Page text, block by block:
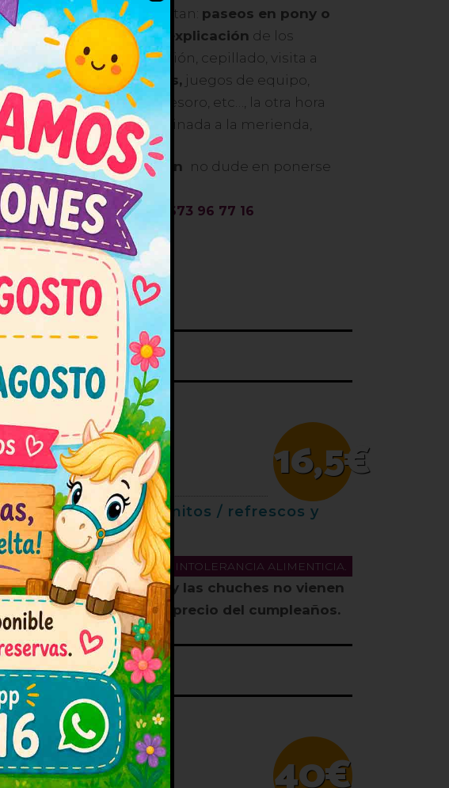
las actividades constan: paseos en pony o
edad de cada niño,explicación de los
los caballos, alimentación, cepillado, visita a
pinta caras, juegos de equipo,
bailes, búsqueda del tesoro, etc…, la otra hora
cumpleaños, está destinada a la merienda,
más información no dude en ponerse
con nosotros.
673 96 77 16
16,5€
Bolsa) y gusanitos / refrescos y
PARA NIÑOS CON ALGUNA INTOLERANCIA ALIMENTICIA.
y chuches.
La tarta y las chuches no vienen
incluidas en el precio del cumpleaños.